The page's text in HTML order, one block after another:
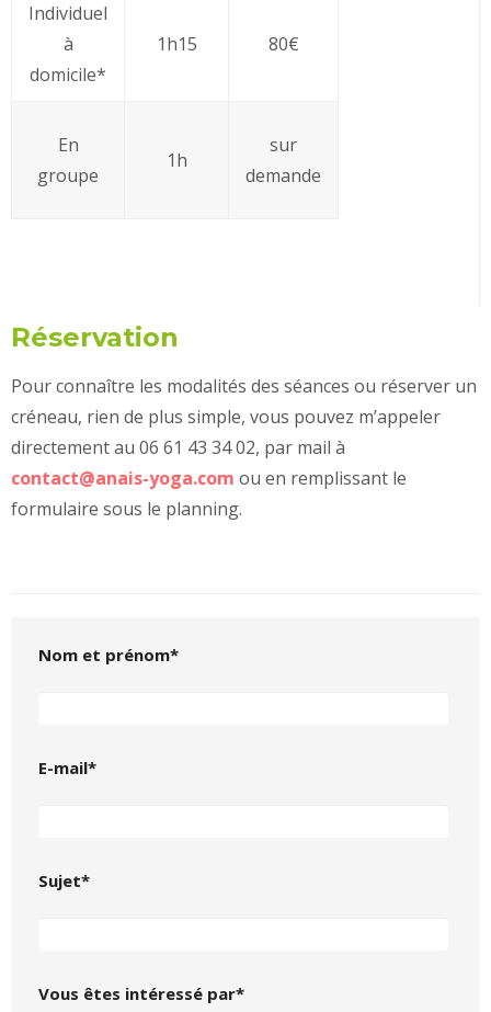
Individuel
à
domicile*
1h15 80€
En
groupe
1h
sur
demande
Réservation
Pour connaître les modalités des séances ou réserver un
créneau, rien de plus simple, vous pouvez m’appeler
directement au 06 61 43 34 02, par mail à
contact@anais-yoga.com ou en remplissant le
formulaire sous le planning.
Nom et prénom*
E-mail*
Sujet*
Vous êtes intéressé par*